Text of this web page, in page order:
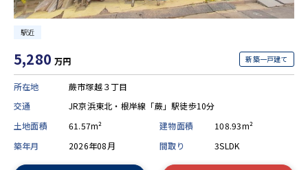
駅近
5,280 万円 新築一戸建て
所在地
蕨市塚越３丁目
交通
JR京浜東北・根岸線「蕨」駅徒歩10分
土地面積
61.57m² 建物面積
108.93m²
築年月
2026年08月 間取り 3SLDK